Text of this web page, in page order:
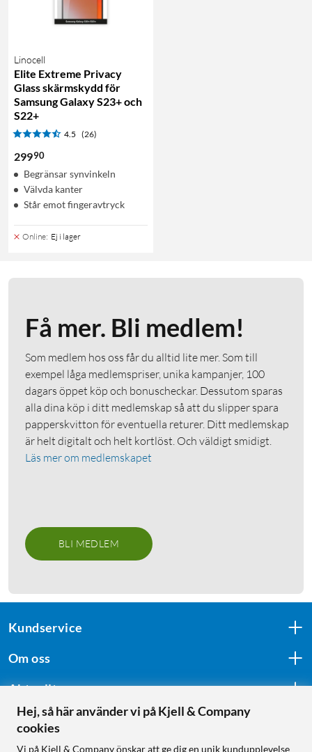
Linocell
Elite Extreme Privacy
Glass skärmskydd för
Samsung Galaxy S23+ och
S22+
4.5 (26)
29990
Begränsar synvinkeln
Välvda kanter
Står emot fingeravtryck
Online: Ej i lager
Få mer. Bli medlem!
Som medlem hos oss får du alltid lite mer. Som till
exempel låga medlemspriser, unika kampanjer, 100
dagars öppet köp och bonuscheckar. Dessutom sparas
alla dina köp i ditt medlemskap så att du slipper spara
papperskvitton för eventuella returer. Ditt medlemskap
är helt digitalt och helt kortlöst. Och väldigt smidigt.
Läs mer om medlemskapet
BLI MEDLEM
Kundservice
Om oss
Aktuellt
Följ oss
Hej, så här använder vi på Kjell & Company
cookies
Vi på Kjell & Company önskar att ge dig en unik kundupplevelse